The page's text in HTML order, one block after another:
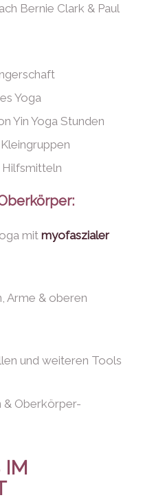
Bernie Clark & Paul
Yoga
Yin Yoga Stunden
mit myofaszialer
Arme & oberen
und weiteren Tools
& Oberkörper-
IM